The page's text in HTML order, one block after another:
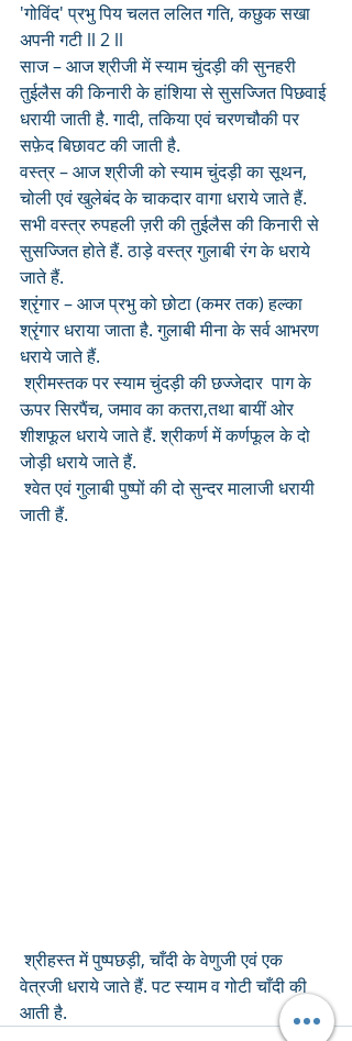
'गोविंद' प्रभु पिय चलत ललित गति, कछुक सखा
अपनी गटी ll 2 ll
साज – आज श्रीजी में स्याम चुंदड़ी की सुनहरी
तुईलैस की किनारी के हांशिया से सुसज्जित पिछवाई
धरायी जाती है. गादी, तकिया एवं चरणचौकी पर
सफ़ेद बिछावट की जाती है.
वस्त्र – आज श्रीजी को स्याम चुंदड़ी का सूथन,
चोली एवं खुलेबंद के चाकदार वागा धराये जाते हैं.
सभी वस्त्र रुपहली ज़री की तुईलैस की किनारी से
सुसज्जित होते हैं. ठाड़े वस्त्र गुलाबी रंग के धराये
जाते हैं.
श्रृंगार – आज प्रभु को छोटा (कमर तक) हल्का
श्रृंगार धराया जाता है. गुलाबी मीना के सर्व आभरण
धराये जाते हैं.
श्रीमस्तक पर स्याम चुंदड़ी की छज्जेदार  पाग के
ऊपर सिरपैंच, जमाव का कतरा,तथा बायीं ओर
शीशफूल धराये जाते हैं. श्रीकर्ण में कर्णफूल के दो
जोड़ी धराये जाते हैं.
श्वेत एवं गुलाबी पुष्पों की दो सुन्दर मालाजी धरायी
जाती हैं.
श्रीहस्त में पुष्पछड़ी, चाँदी के वेणुजी एवं एक
वेत्रजी धराये जाते हैं. पट स्याम व गोटी चाँदी की
आती है.